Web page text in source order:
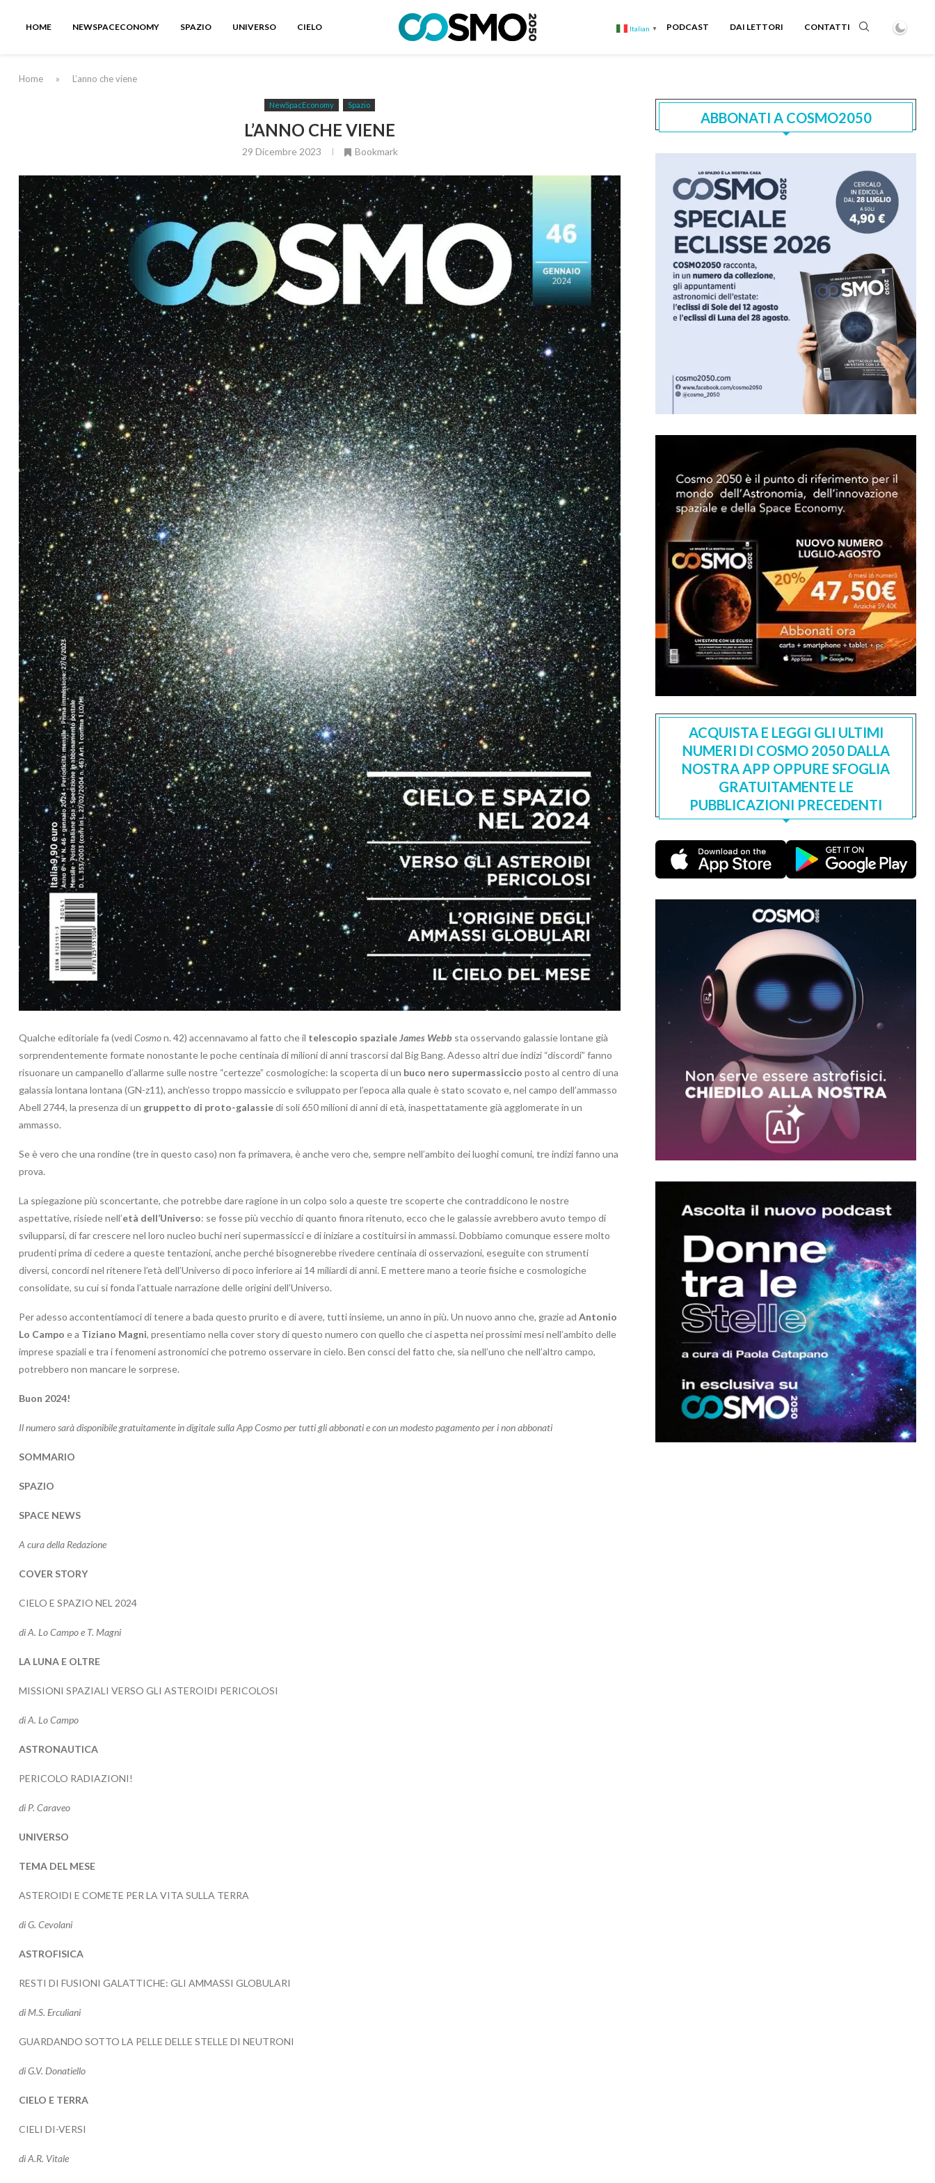
HOME NEWSPACECONOMY SPAZIO UNIVERSO CIELO Italian ▼ PODCAST DAI LETTORI CONTATTI
Home » L’anno che viene
NewSpacEconomy Spazio
L’ANNO CHE VIENE
29 Dicembre 2023 Bookmark
Qualche editoriale fa (vediCosmon. 42) accennavamo al fatto che il telescopio spazialeJames Webb sta osservando galassie lontane già
sorprendentemente formate nonostante le poche centinaia di milioni di anni trascorsi dal Big Bang. Adesso altri due indizi “discordi” fanno
risuonare un campanello d’allarme sulle nostre “certezze” cosmologiche: la scoperta di un buco nero supermassiccio posto al centro di una
galassia lontana lontana (GN-z11), anch’esso troppo massiccio e sviluppato per l’epoca alla quale è stato scovato e, nel campo dell’ammasso
Abell 2744, la presenza di un gruppetto di proto-galassiedi soli 650 milioni di anni di età, inaspettatamente già agglomerate in un
ammasso.
Se è vero che una rondine (tre in questo caso) non fa primavera, è anche vero che, sempre nell’ambito dei luoghi comuni, tre indizi fanno una
prova.
La spiegazione più sconcertante, che potrebbe dare ragione in un colpo solo a queste tre scoperte che contraddicono le nostre
aspettative, risiede nell’età dell’Universo: se fosse più vecchio di quanto finora ritenuto, ecco che le galassie avrebbero avuto tempo di
svilupparsi, di far crescere nel loro nucleo buchi neri supermassicci e di iniziare a costituirsi in ammassi. Dobbiamo comunque essere molto
prudenti prima di cedere a queste tentazioni, anche perché bisognerebbe rivedere centinaia di osservazioni, eseguite con strumenti
diversi, concordi nel ritenere l’età dell’Universo di poco inferiore ai 14 miliardi di anni. E mettere mano a teorie fisiche e cosmologiche
consolidate, su cui si fonda l’attuale narrazione delle origini dell’Universo.
Per adesso accontentiamoci di tenere a bada questo prurito e di avere, tutti insieme, un anno in più. Un nuovo anno che, grazie ad Antonio
Lo Campo e a Tiziano Magni, presentiamo nella cover story di questo numero con quello che ci aspetta nei prossimi mesi nell’ambito delle
imprese spaziali e tra i fenomeni astronomici che potremo osservare in cielo. Ben consci del fatto che, sia nell’uno che nell’altro campo,
potrebbero non mancare le sorprese.
Buon 2024!
Il numero sarà disponibile gratuitamente in digitale sulla App Cosmo per tutti gli abbonati e con un modesto pagamento per i non abbonati
SOMMARIO
SPAZIO
SPACE NEWS
A cura della Redazione
COVER STORY
CIELO E SPAZIO NEL 2024
di A. Lo Campo e T. Magni
LA LUNA E OLTRE
MISSIONI SPAZIALI VERSO GLI ASTEROIDI PERICOLOSI
di A. Lo Campo
ASTRONAUTICA
PERICOLO RADIAZIONI!
di P. Caraveo
UNIVERSO
TEMA DEL MESE
ASTEROIDI E COMETE PER LA VITA SULLA TERRA
di G. Cevolani
ASTROFISICA
RESTI DI FUSIONI GALATTICHE: GLI AMMASSI GLOBULARI
di M.S. Erculiani
GUARDANDO SOTTO LA PELLE DELLE STELLE DI NEUTRONI
di G.V. Donatiello
CIELO E TERRA
CIELI DI-VERSI
di A.R. Vitale
ABBONATI A COSMO2050
ACQUISTA E LEGGI GLI ULTIMI
NUMERI DI COSMO 2050 DALLA
NOSTRA APP OPPURE SFOGLIA
GRATUITAMENTE LE
PUBBLICAZIONI PRECEDENTI